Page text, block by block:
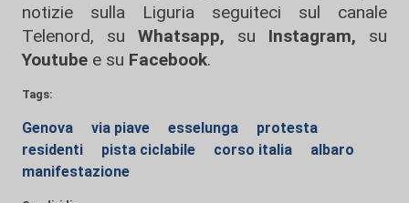
notizie sulla Liguria seguiteci sul canale
Telenord, su
Whatsapp, su Instagram, su
Youtube e su Facebook.
Tags:
Genova via piave esselunga
protesta
residenti
pista ciclabile corso italia
albaro
manifestazione